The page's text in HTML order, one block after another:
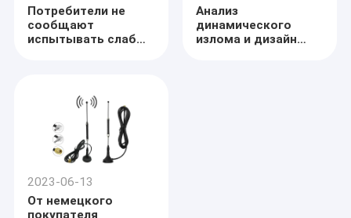
Потребители не
сообщают
испытывать слабый
областях
Анализ
динамического
излома и дизайн
2023-06-13
От немецкого